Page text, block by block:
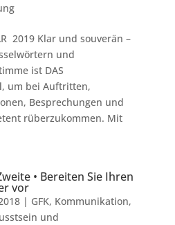
2019 Klar und souverän –
und
ist DAS
um bei Auftritten,
Besprechungen und
rüberzukommen. Mit
• Bereiten Sie Ihren
vor
| GFK, Kommunikation,
und